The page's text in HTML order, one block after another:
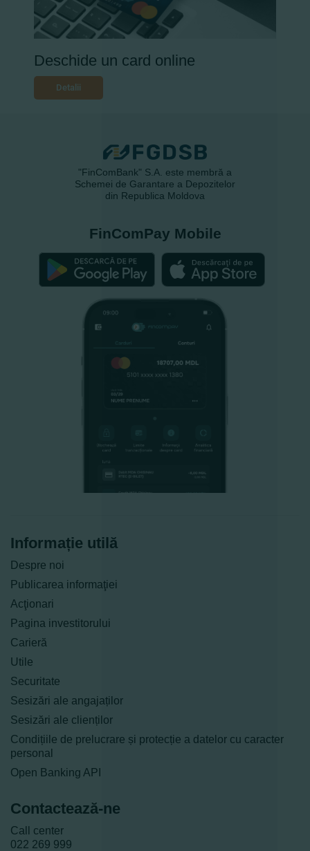
Deschide un card online
Detalii
Informație utilă
Despre noi
Publicarea informaţiei
Acţionari
Pagina investitorului
Carieră
Utile
Securitate
Sesizări ale angajaților
Sesizări ale clienților
Condițiile de prelucrare și protecție a datelor cu caracter
personal
Open Banking API
Contactează-ne
Call center
022 269 999
"FinComBank" S.A. este membră a
Schemei de Garantare a Depozitelor
din Republica Moldova
FinComPay Mobile